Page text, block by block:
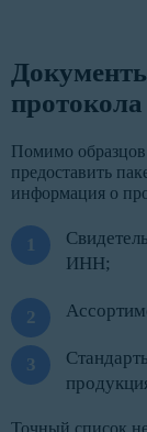
Помимо
предоставить
информация о
ИНН;
Точный список